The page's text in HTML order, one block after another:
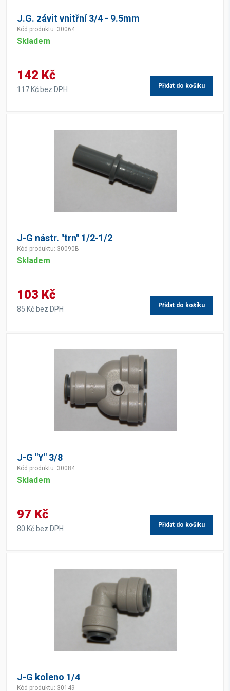
J.G. závit vnitřní 3/4 - 9.5mm
Kód produktu: 30064
Skladem
142 Kč
117 Kč bez DPH Přidat do košíku
J-G nástr. "trn" 1/2-1/2
Kód produktu: 30090B
Skladem
103 Kč
85 Kč bez DPH Přidat do košíku
J-G "Y" 3/8
Kód produktu: 30084
Skladem
97 Kč
80 Kč bez DPH Přidat do košíku
J-G koleno 1/4
Kód produktu: 30149